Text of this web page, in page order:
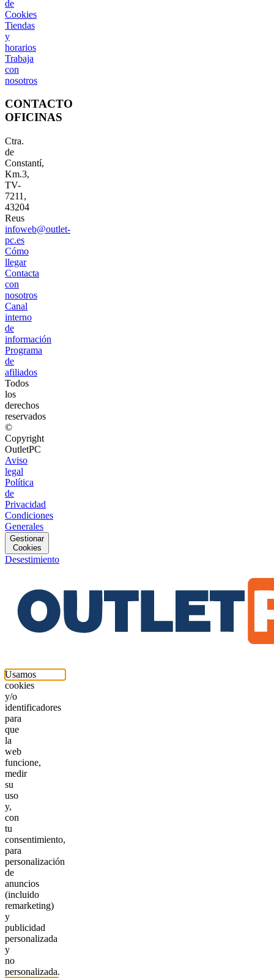
de
Cookies
Tiendas
y
horarios
Trabaja
con
nosotros
CONTACTO
OFICINAS
Ctra.
de
Constantí,
Km.3,
TV-
7211,
43204
Reus
infoweb@outlet-
pc.es
Cómo
llegar
Contacta
con
nosotros
Canal
interno
de
información
Programa
de
afiliados
Todos
los
derechos
reservados
©
Copyright
OutletPC
Aviso
legal
Política
de
Privacidad
Condiciones
Generales
Gestionar
Cookies
Desestimiento
Usamos
cookies
y/o
identificadores
para
que
la
web
funcione,
medir
su
uso
y,
con
tu
consentimiento,
para
personalización
de
anuncios
(incluido
remarketing)
y
publicidad
personalizada
y
no
personalizada.